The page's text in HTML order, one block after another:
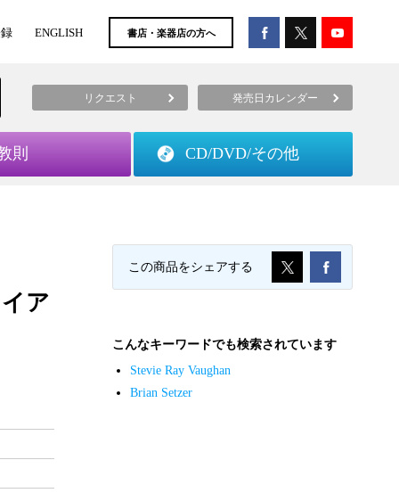
ENGLISH 書店・楽器店の方へ
リクエスト 発売日カレンダー
則 CD/DVD/その他
ア
この商品をシェアする
こんなキーワードでも検索されています
Stevie Ray Vaughan
Brian Setzer